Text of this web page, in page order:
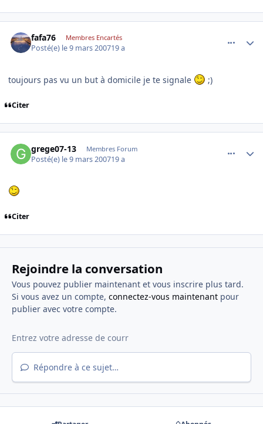
fafa76 Membres Encartés
Posté(e) le 9 mars 200719 a
toujours pas vu un but à domicile je te signale ;)
Citer
grege07-13 Membres Forum
Posté(e) le 9 mars 200719 a
Citer
Rejoindre la conversation
Vous pouvez publier maintenant et vous inscrire plus tard.
Si vous avez un compte, connectez-vous maintenantpour
publier avec votre compte.
Répondre à ce sujet…